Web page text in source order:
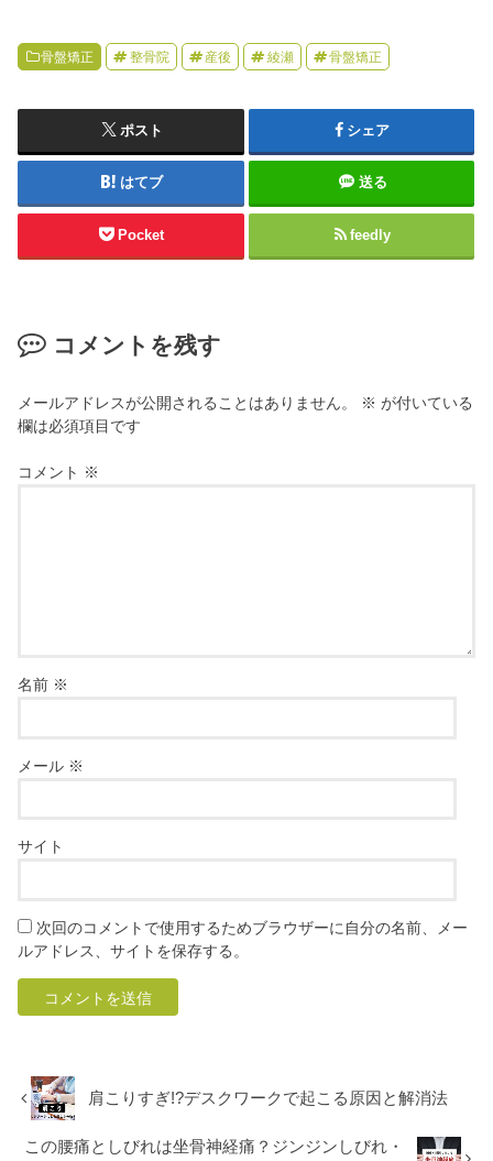
骨盤矯正 整骨院 産後 綾瀬 骨盤矯正
ポスト シェア
はてブ 送る
Pocket feedly
コメントを残す
メールアドレスが公開されることはありません。 ※ が付いている
欄は必須項目です
コメント ※
名前 ※
メール ※
サイト
次回のコメントで使用するためブラウザーに自分の名前、メー
ルアドレス、サイトを保存する。
肩こりすぎ!?デスクワークで起こる原因と解消法
この腰痛としびれは坐骨神経痛？ジンジンしびれ・